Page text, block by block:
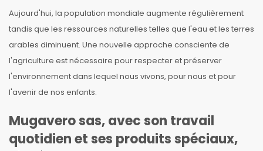
Aujourd'hui, la population mondiale augmente régulièrement
tandis que les ressources naturelles telles que l'eau et les terres
arables diminuent. Une nouvelle approche consciente de
l'agriculture est nécessaire pour respecter et préserver
l'environnement dans lequel nous vivons, pour nous et pour
l'avenir de nos enfants.
Mugavero sas, avec son travail
quotidien et ses produits spéciaux,